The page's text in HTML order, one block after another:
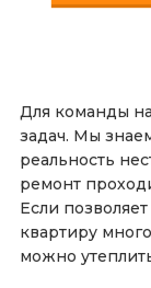
Для команды
задач. Мы
реальность
ремонт
Если
квартиру
можно